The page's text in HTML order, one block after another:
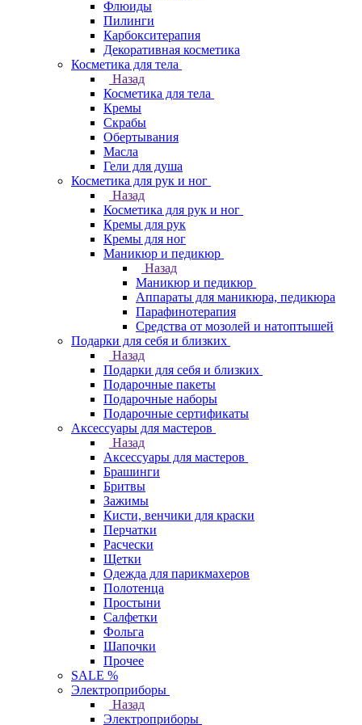
Флюиды
Пилинги
Карбокситерапия
Декоративная косметика
Косметика для тела
Назад
Косметика для тела
Кремы
Скрабы
Обертывания
Масла
Гели для душа
Косметика для рук и ног
Назад
Косметика для рук и ног
Кремы для рук
Кремы для ног
Маникюр и педикюр
Назад
Маникюр и педикюр
Аппараты для маникюра, педикюра
Парафинотерапия
Средства от мозолей и натоптышей
Подарки для себя и близких
Назад
Подарки для себя и близких
Подарочные пакеты
Подарочные наборы
Подарочные сертификаты
Аксессуары для мастеров
Назад
Аксессуары для мастеров
Брашинги
Бритвы
Зажимы
Кисти, венчики для краски
Перчатки
Расчески
Щетки
Одежда для парикмахеров
Полотенца
Простыни
Салфетки
Фольга
Шапочки
Прочее
SALE %
Электроприборы
Назад
Электроприборы